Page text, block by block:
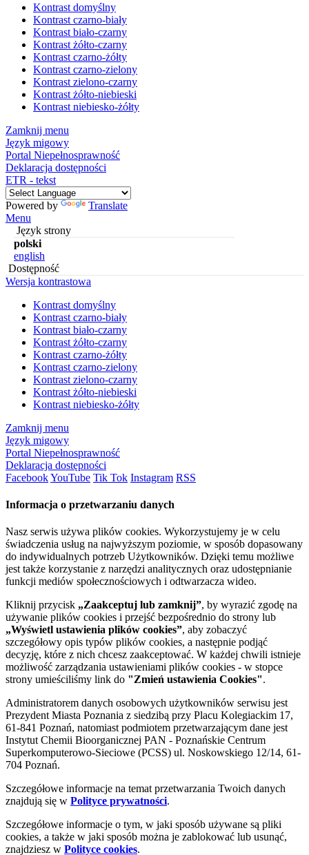
Kontrast domyślny
Kontrast czarno-biały
Kontrast biało-czarny
Kontrast żółto-czarny
Kontrast czarno-żółty
Kontrast czarno-zielony
Kontrast zielono-czarny
Kontrast żółto-niebieski
Kontrast niebiesko-żółty
Zamknij menu
Język migowy
Portal Niepełnosprawność
Deklaracja dostępności
ETR - tekst
Powered by
Translate
Menu
Język strony
polski
english
Dostępność
Wersja kontrastowa
Kontrast domyślny
Kontrast czarno-biały
Kontrast biało-czarny
Kontrast żółto-czarny
Kontrast czarno-żółty
Kontrast czarno-zielony
Kontrast zielono-czarny
Kontrast żółto-niebieski
Kontrast niebiesko-żółty
Zamknij menu
Język migowy
Portal Niepełnosprawność
Deklaracja dostępności
FacebookYouTube Tik Tok Instagram RSS
Informacja o przetwarzaniu danych
Nasz serwis używa plików cookies. Wykorzystujemy je w celu
świadczenia usług na najwyższym poziomie, w sposób dopasowany
do indywidualnych potrzeb Użytkowników. Dzięki temu możliwe
jest także korzystanie z narzędzi analitycznych oraz udostępnianie
funkcji mediów społecznościowych i odtwarzacza wideo.
Kliknij przycisk „Zaakceptuj lub zamknij”, by wyrazić zgodę na
używanie plików cookies i przejść bezpośrednio do strony lub
„Wyświetl ustawienia plików cookies”, aby zobaczyć
szczegółowy opis typów plików cookies, a następnie podjąć
decyzję, które z nich chcesz zaakceptować. W każdej chwili istnieje
możliwość zarządzania ustawieniami plików cookies - w stopce
strony umieściliśmy link do "Zmień ustawienia Cookies".
Administratorem danych osobowych użytkowników serwisu jest
Prezydent Miasta Poznania z siedzibą przy Placu Kolegiackim 17,
61-841 Poznań, natomiast podmiotem przetwarzającym dane jest
Instytut Chemii Bioorganicznej PAN - Poznańskie Centrum
Superkomputerowo-Sieciowe (PCSS) ul. Noskowskiego 12/14, 61-
704 Poznań.
Szczegółowe informacje na temat przetwarzania Twoich danych
znajdują się w Polityce prywatności.
Szczegółowe informacje o tym, w jaki sposób używane są pliki
cookies, a także w jaki sposób można je zablokować lub usunąć,
znajdziesz w Polityce cookies.